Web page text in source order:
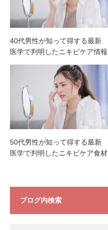
40代男性が知って得する最新
医学で判明したニキビケア情報
50代男性が知って得する最新
医学で判明したニキビケア食材
ブログ内検索